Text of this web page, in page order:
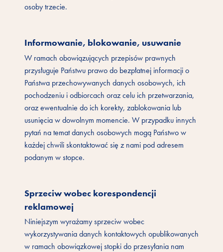
osoby trzecie.
Informowanie, blokowanie, usuwanie
W ramach obowiązujących przepisów prawnych
przysługuje Państwu prawo do bezpłatnej informacji o
Państwa przechowywanych danych osobowych, ich
pochodzeniu i odbiorcach oraz celu ich przetwarzania,
oraz ewentualnie do ich korekty, zablokowania lub
usunięcia w dowolnym momencie. W przypadku innych
pytań na temat danych osobowych mogą Państwo w
każdej chwili skontaktować się z nami pod adresem
podanym w stopce.
Sprzeciw wobec korespondencji
reklamowej
Niniejszym wyrażamy sprzeciw wobec
wykorzystywania danych kontaktowych opublikowanych
w ramach obowiązkowej stopki do przesyłania nam